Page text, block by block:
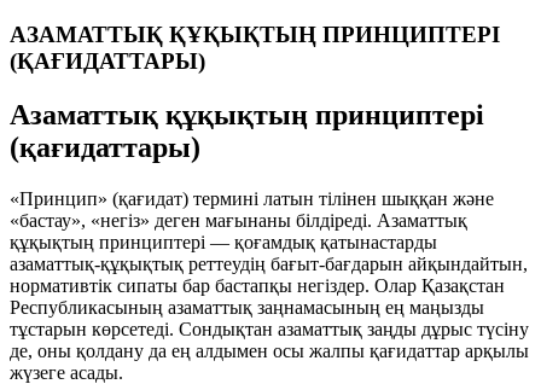
АЗАМАТТЫҚ ҚҰҚЫҚТЫҢ ПРИНЦИПТЕРІ
(ҚАҒИДАТТАРЫ)
Азаматтық құқықтың принциптері
(қағидаттары)
«Принцип» (қағидат) термині латын тілінен шыққан және
«бастау», «негіз» деген мағынаны білдіреді. Азаматтық
құқықтың принциптері — қоғамдық қатынастарды
азаматтық-құқықтық реттеудің бағыт-бағдарын айқындайтын,
нормативтік сипаты бар бастапқы негіздер. Олар Қазақстан
Республикасының азаматтық заңнамасының ең маңызды
тұстарын көрсетеді. Сондықтан азаматтық заңды дұрыс түсіну
де, оны қолдану да ең алдымен осы жалпы қағидаттар арқылы
жүзеге асады.